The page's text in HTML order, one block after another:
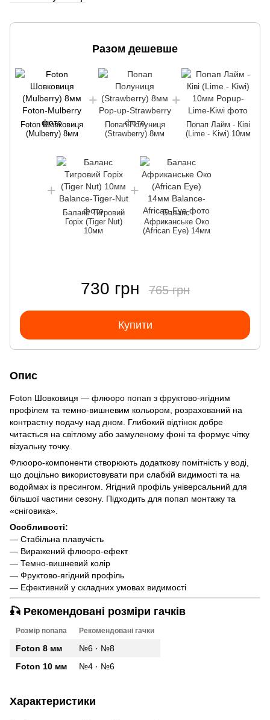
Разом дешевше
Foton Шовковиця
(Mulberry) 8мм
Попап Полуниця
(Strawberry) 8мм
Попап Лайм - Ківі
(Lime - Kiwi) 10мм
Баланс Тигровий
Горіх (Tiger Nut)
10мм
Баланс
Африканське Око
(African Eye) 14мм
730 грн 765 грн
Купити
Опис
Foton Шовковиця — флюоро попап з фруктово-ягідним
профілем та темно-вишневим кольором, розрахований на
контрастну подачу над дном. Глибокий відтінок добре
читається на світлому або замуленому фоні та формує чітку
візуальну точку.
Флюоро-компоненти створюють додаткову помітність у воді,
що доцільно використовувати при слабкій видимості та на
водоймах із пресингом. Ягідний профіль універсальний для
більшої частини сезону. Підходить для попап монтажу та
«сніговика».
Особливості:
— Стабільна плавучість
— Виражений флюоро-ефект
— Темно-вишневий колір
— Фруктово-ягідний профіль
— Ефективний у складних умовах видимості
🎣 Рекомендовані розміри гачків
Розмір попапа Рекомендовані гачки
Foton 8 мм
№6 · №8
Foton 10 мм
№4 · №6
Характеристики